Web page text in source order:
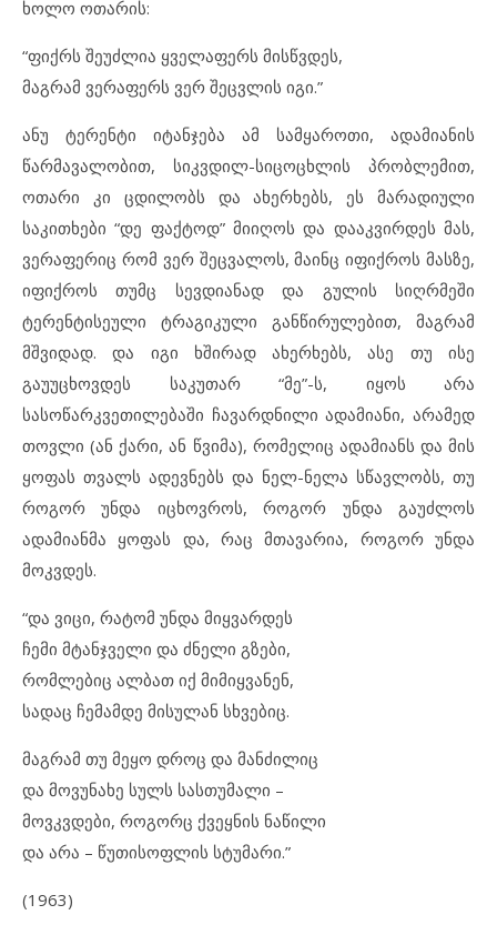
ხოლო ოთარის:
“ფიქრს შეუძლია ყველაფერს მისწვდეს,
მაგრამ ვერაფერს ვერ შეცვლის იგი.”
ანუ ტერენტი იტანჯება ამ სამყაროთი, ადამიანის
წარმავალობით, სიკვდილ-სიცოცხლის პრობლემით,
ოთარი კი ცდილობს და ახერხებს, ეს მარადიული
საკითხები “დე ფაქტოდ” მიიღოს და დააკვირდეს მას,
ვერაფერიც რომ ვერ შეცვალოს, მაინც იფიქროს მასზე,
იფიქროს თუმც სევდიანად და გულის სიღრმეში
ტერენტისეული ტრაგიკული განწირულებით, მაგრამ
მშვიდად. და იგი ხშირად ახერხებს, ასე თუ ისე
გაუუცხოვდეს საკუთარ “მე”-ს, იყოს არა
სასოწარკვეთილებაში ჩავარდნილი ადამიანი, არამედ
თოვლი (ან ქარი, ან წვიმა), რომელიც ადამიანს და მის
ყოფას თვალს ადევნებს და ნელ-ნელა სწავლობს, თუ
როგორ უნდა იცხოვროს, როგორ უნდა გაუძლოს
ადამიანმა ყოფას და, რაც მთავარია, როგორ უნდა
მოკვდეს.
“და ვიცი, რატომ უნდა მიყვარდეს
ჩემი მტანჯველი და ძნელი გზები,
რომლებიც ალბათ იქ მიმიყვანენ,
სადაც ჩემამდე მისულან სხვებიც.
მაგრამ თუ მეყო დროც და მანძილიც
და მოვუნახე სულს სასთუმალი –
მოვკვდები, როგორც ქვეყნის ნაწილი
და არა – წუთისოფლის სტუმარი.”
(1963)